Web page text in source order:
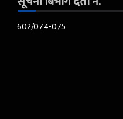
602/074-075